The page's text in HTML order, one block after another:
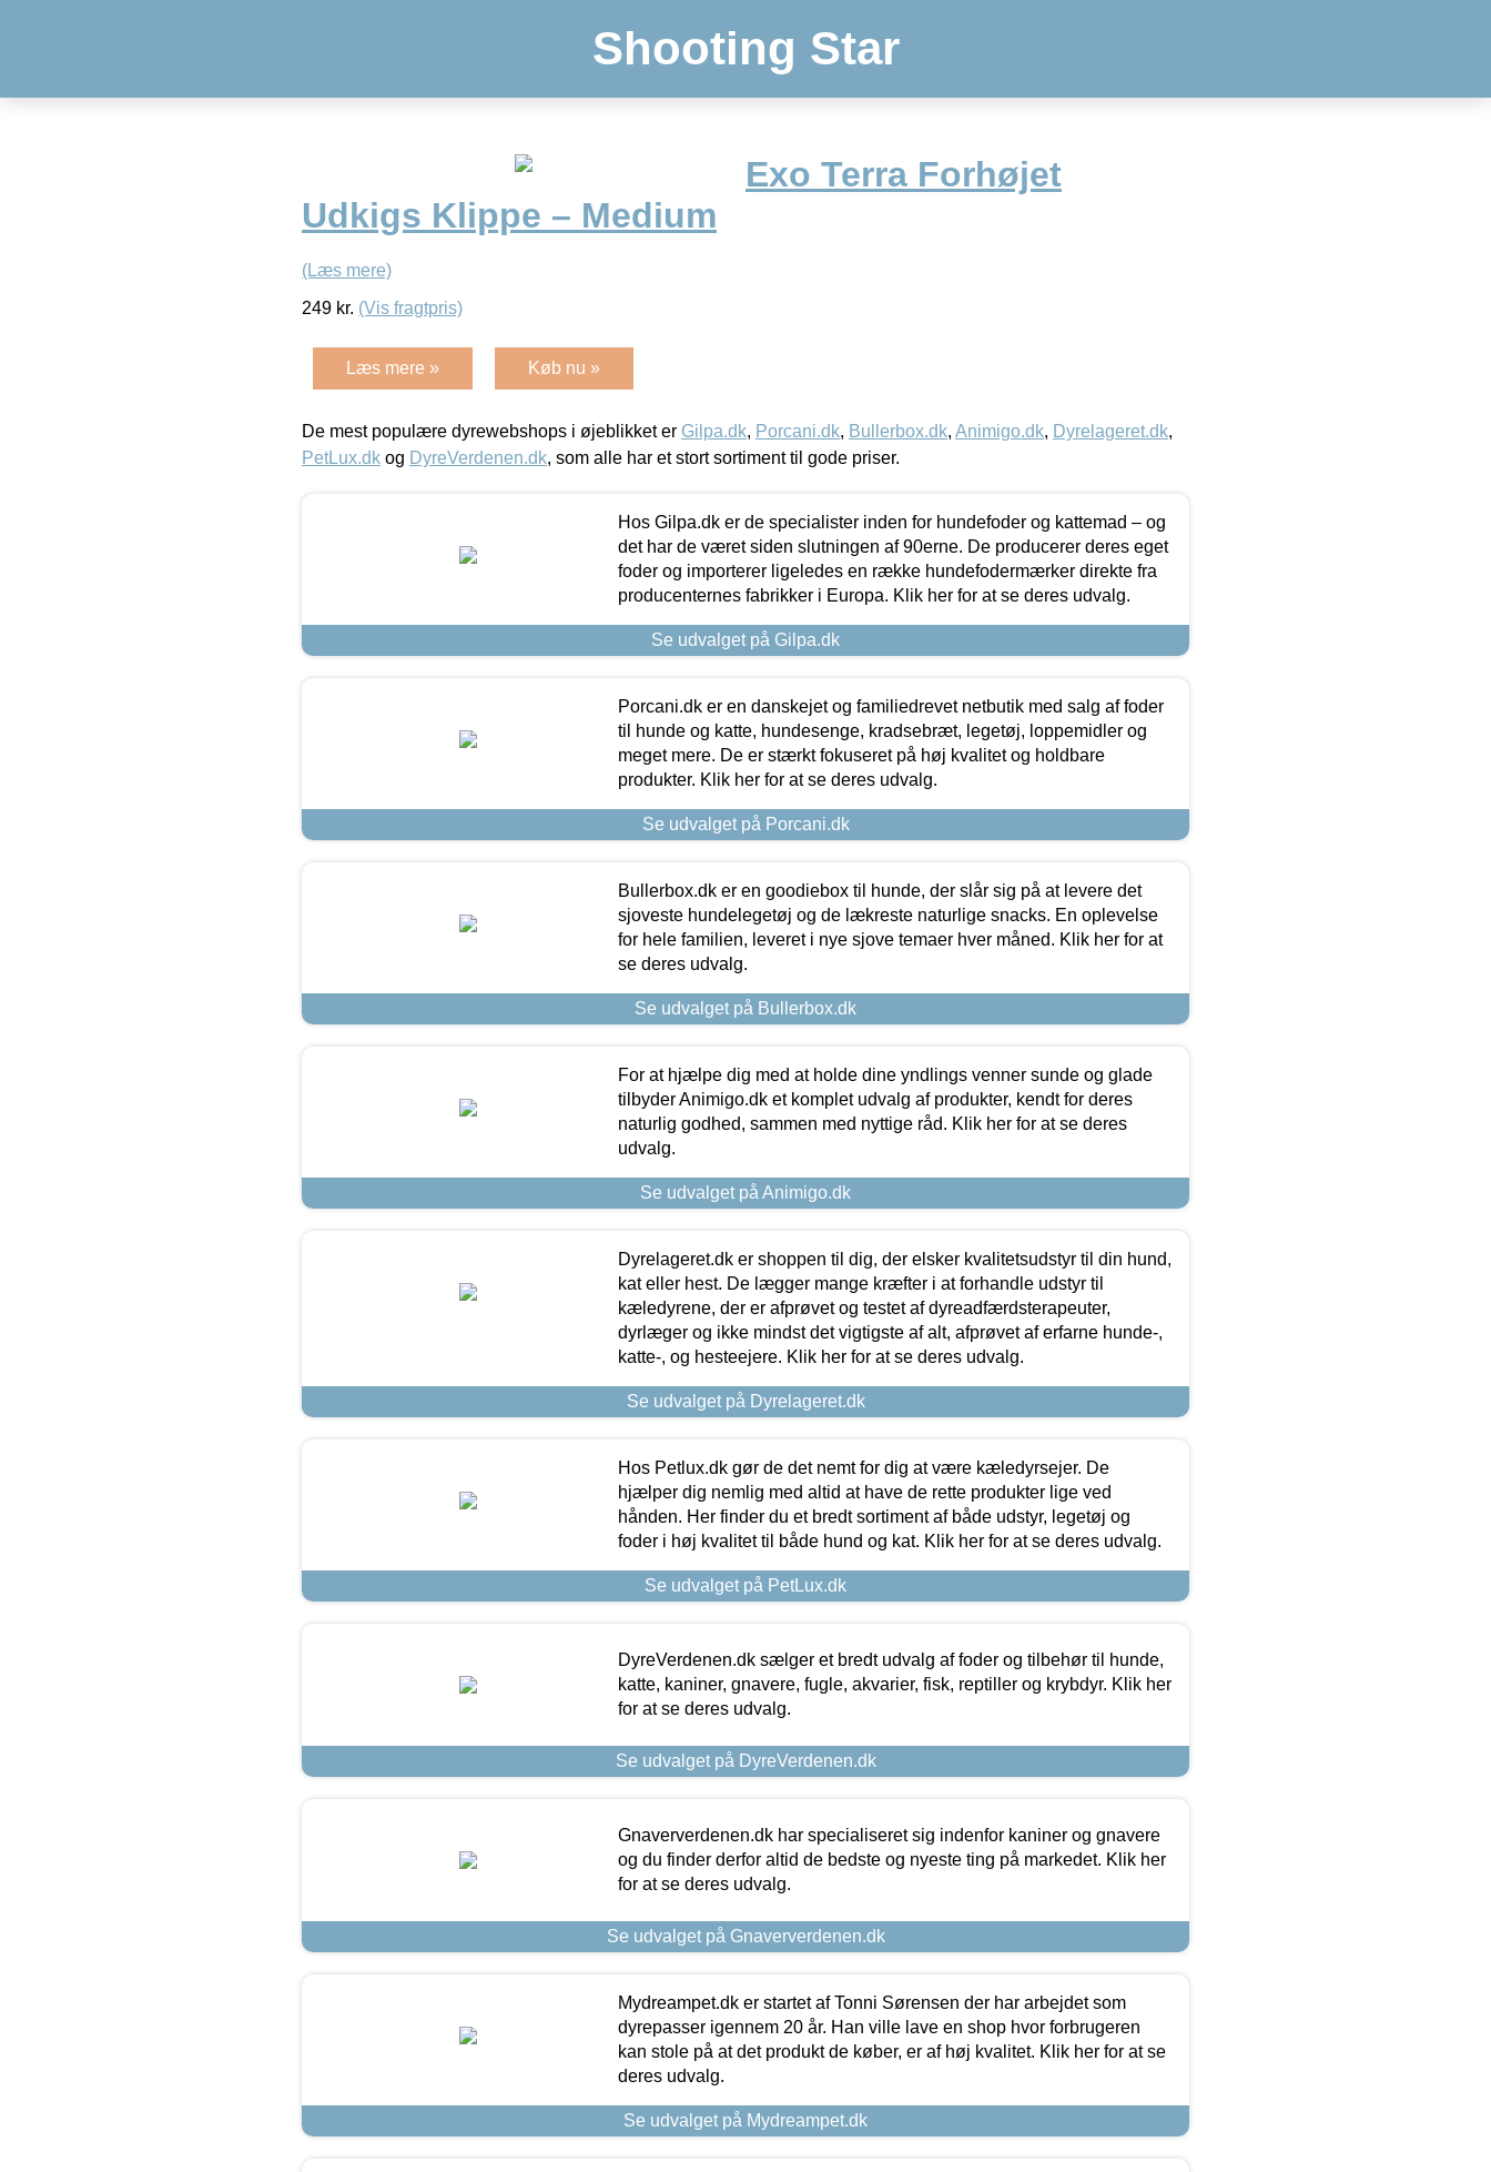
Shooting Star
Exo Terra Forhøjet
Udkigs Klippe – Medium
(Læs mere)
249 kr. (Vis fragtpris)
Læs mere » Køb nu »
De mest populære dyrewebshops i øjeblikket er Gilpa.dk, Porcani.dk, Bullerbox.dk, Animigo.dk, Dyrelageret.dk,
PetLux.dk og DyreVerdenen.dk, som alle har et stort sortiment til gode priser.
Hos Gilpa.dk er de specialister inden for hundefoder og kattemad – og
det har de været siden slutningen af 90erne. De producerer deres eget
foder og importerer ligeledes en række hundefodermærker direkte fra
producenternes fabrikker i Europa. Klik her for at se deres udvalg.
Se udvalget på Gilpa.dk
Porcani.dk er en danskejet og familiedrevet netbutik med salg af foder
til hunde og katte, hundesenge, kradsebræt, legetøj, loppemidler og
meget mere. De er stærkt fokuseret på høj kvalitet og holdbare
produkter. Klik her for at se deres udvalg.
Se udvalget på Porcani.dk
Bullerbox.dk er en goodiebox til hunde, der slår sig på at levere det
sjoveste hundelegetøj og de lækreste naturlige snacks. En oplevelse
for hele familien, leveret i nye sjove temaer hver måned. Klik her for at
se deres udvalg.
Se udvalget på Bullerbox.dk
For at hjælpe dig med at holde dine yndlings venner sunde og glade
tilbyder Animigo.dk et komplet udvalg af produkter, kendt for deres
naturlig godhed, sammen med nyttige råd. Klik her for at se deres
udvalg.
Se udvalget på Animigo.dk
Dyrelageret.dk er shoppen til dig, der elsker kvalitetsudstyr til din hund,
kat eller hest. De lægger mange kræfter i at forhandle udstyr til
kæledyrene, der er afprøvet og testet af dyreadfærdsterapeuter,
dyrlæger og ikke mindst det vigtigste af alt, afprøvet af erfarne hunde-,
katte-, og hesteejere. Klik her for at se deres udvalg.
Se udvalget på Dyrelageret.dk
Hos Petlux.dk gør de det nemt for dig at være kæledyrsejer. De
hjælper dig nemlig med altid at have de rette produkter lige ved
hånden. Her finder du et bredt sortiment af både udstyr, legetøj og
foder i høj kvalitet til både hund og kat. Klik her for at se deres udvalg.
Se udvalget på PetLux.dk
DyreVerdenen.dk sælger et bredt udvalg af foder og tilbehør til hunde,
katte, kaniner, gnavere, fugle, akvarier, fisk, reptiller og krybdyr. Klik her
for at se deres udvalg.
Se udvalget på DyreVerdenen.dk
Gnaververdenen.dk har specialiseret sig indenfor kaniner og gnavere
og du finder derfor altid de bedste og nyeste ting på markedet. Klik her
for at se deres udvalg.
Se udvalget på Gnaververdenen.dk
Mydreampet.dk er startet af Tonni Sørensen der har arbejdet som
dyrepasser igennem 20 år. Han ville lave en shop hvor forbrugeren
kan stole på at det produkt de køber, er af høj kvalitet. Klik her for at se
deres udvalg.
Se udvalget på Mydreampet.dk